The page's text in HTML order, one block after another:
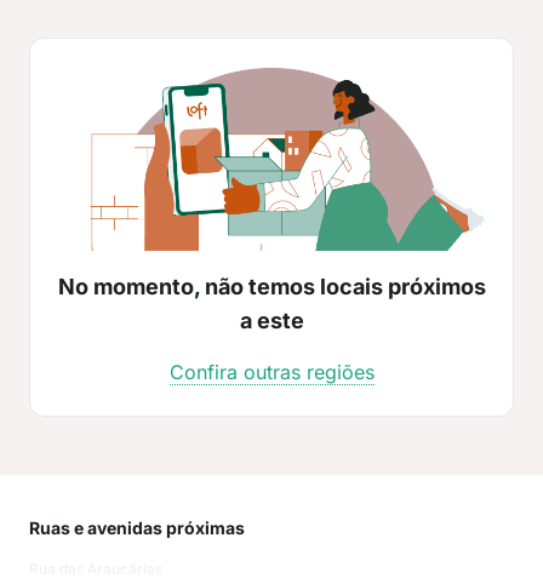
No momento, não temos locais próximos
a este
Confira outras regiões
Ruas e avenidas próximas
Rua das Araucárias